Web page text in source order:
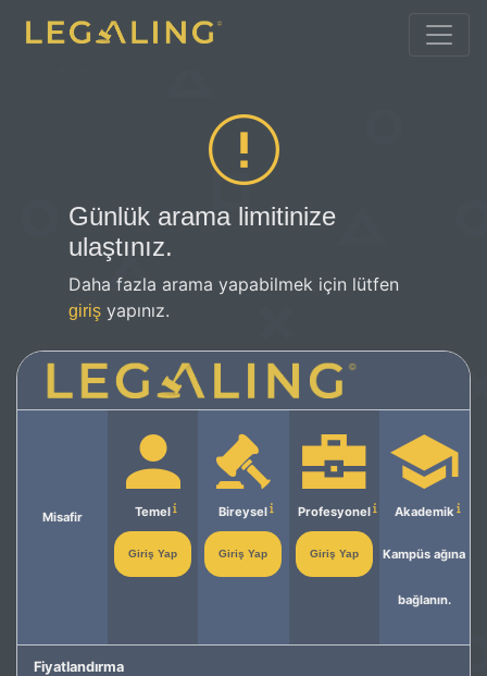
Günlük arama limitinize
ulaştınız.
Daha fazla arama yapabilmek için lütfen
giriş yapınız.
Misafir Temel
Giriş Yap
Bireysel
Giriş Yap
Profesyonel
Giriş Yap
Akademik
Kampüs ağına
bağlanın.
Fiyatlandırma